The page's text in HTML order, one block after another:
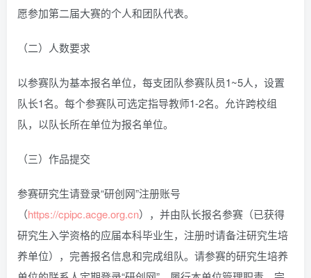
愿参加第二届大赛的个人和团队代表。
（二）人数要求
以参赛队为基本报名单位，每支团队参赛队员1~5人，设置
队长1名。每个参赛队可选定指导教师1-2名。允许跨校组
队，以队长所在单位为报名单位。
（三）作品提交
参赛研究生请登录“研创网”注册账号
（https://cpipc.acge.org.cn），并由队长报名参赛（已获得
研究生入学资格的应届本科毕业生，注册时请备注研究生培
养单位），完善报名信息和完成组队。请参赛的研究生培养